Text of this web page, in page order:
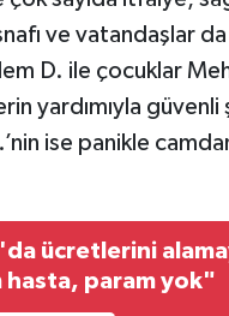
ve vatandaşlar
D. ile çocuklar
yardımıyla
ise panikle
ücretlerini
hasta, param yok"